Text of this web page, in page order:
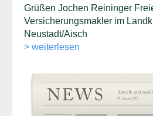
Grüßen Jochen Reininger
Versicherungsmakler im
Neustadt/Aisch
> weiterlesen